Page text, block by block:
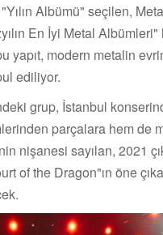
Albümü" seçilen,
En İyi Metal
yapıt, modern metalin
ediliyor.
grup, İstanbul
parçalara hem de
nişanesi sayılan, 2021
of the Dragon"ın öne